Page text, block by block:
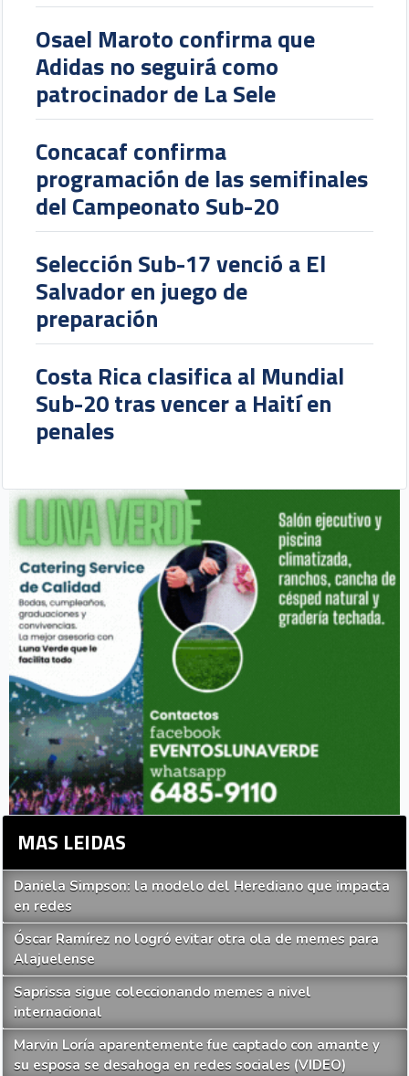
Osael Maroto confirma que
Adidas no seguirá como
patrocinador de La Sele
Concacaf confirma
programación de las semifinales
del Campeonato Sub-20
Selección Sub-17 venció a El
Salvador en juego de
preparación
Costa Rica clasifica al Mundial
Sub-20 tras vencer a Haití en
penales
MAS LEIDAS
Daniela Simpson: la modelo del Herediano que impacta
en redes
Óscar Ramírez no logró evitar otra ola de memes para
Alajuelense
Saprissa sigue coleccionando memes a nivel
internacional
Marvin Loría aparentemente fue captado con amante y
su esposa se desahoga en redes sociales (VIDEO)